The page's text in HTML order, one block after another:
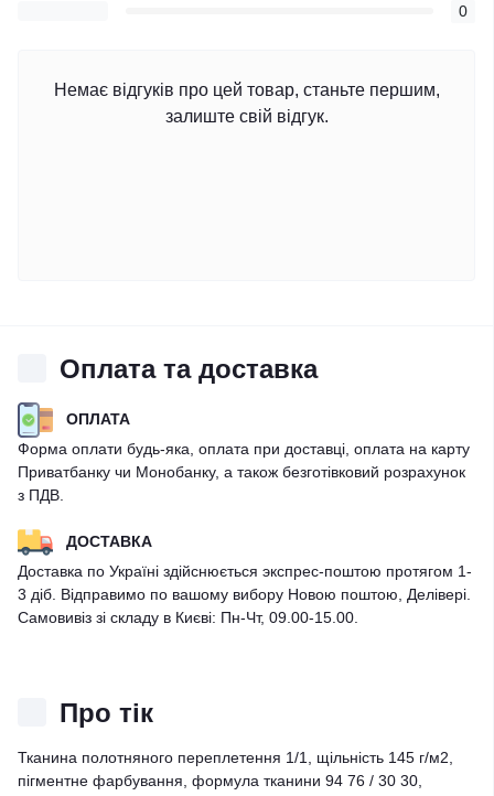
0
Немає відгуків про цей товар, станьте першим,
залиште свій відгук.
Оплата та доставка
ОПЛАТА
Форма оплати будь-яка, оплата при доставці, оплата на карту
Приватбанку чи Монобанку, а також безготівковий розрахунок
з ПДВ.
ДОСТАВКА
Доставка по Україні здійснюється экспрес-поштою протягом 1-
3 діб. Відправимо по вашому вибору Новою поштою, Делівері.
Самовивіз зі складу в Києві: Пн-Чт, 09.00-15.00.
Про тік
Тканина полотняного переплетення 1/1, щільність 145 г/м2,
пігментне фарбування, формула тканини 94 76 / 30 30,